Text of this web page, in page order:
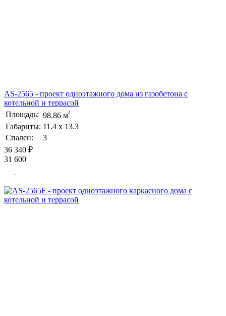
AS-2565 - проект одноэтажного дома из газобетона с
котельной и террасой
Площадь: 98.86 м²
Габариты: 11.4 х 13.3
Спален:
3
36 340 ₽
31 600